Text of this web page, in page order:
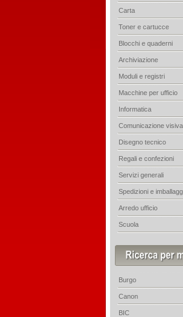
Carta
Toner e cartucce
Blocchi e quaderni
Archiviazione
Moduli e registri
Macchine per ufficio
Informatica
Comunicazione visiva
Disegno tecnico
Regali e confezioni
Servizi generali
Spedizioni e
Arredo ufficio
Scuola
Burgo
Canon
BIC